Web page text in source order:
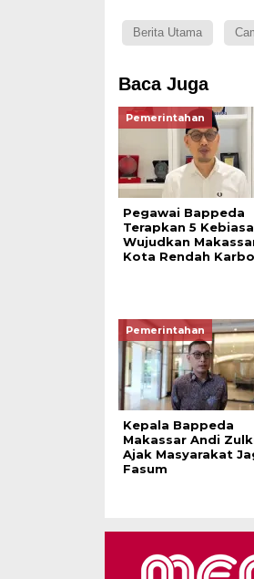
Berita Utama
Baca Juga
Pemerintahan
Pegawai Bappeda
Terapkan 5
Wujudkan
Kota Rendah
Pemerintahan
Kepala Bappeda
Makassar Andi
Ajak Masyarakat
Fasum